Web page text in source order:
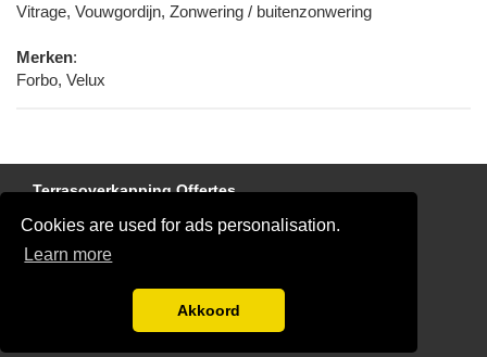
Cookies are used for ads personalisation.
Learn more
Akkoord
Vitrage, Vouwgordijn, Zonwering / buitenzonwering
Merken:
Forbo, Velux
Terrasoverkapping Offertes
Disclaimer
Buitenzonwering plaatsen of vervangen